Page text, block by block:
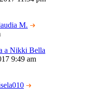
M.
a Nikki Bella
9:49 am